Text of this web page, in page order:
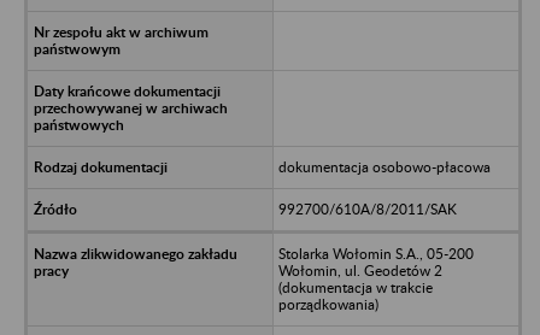
dokumentacja osobowo-płacowa
992700/610A/8/2011/SAK
Stolarka Wołomin S.A., 05-200
Wołomin, ul. Geodetów 2
(dokumentacja w trakcie
porządkowania)